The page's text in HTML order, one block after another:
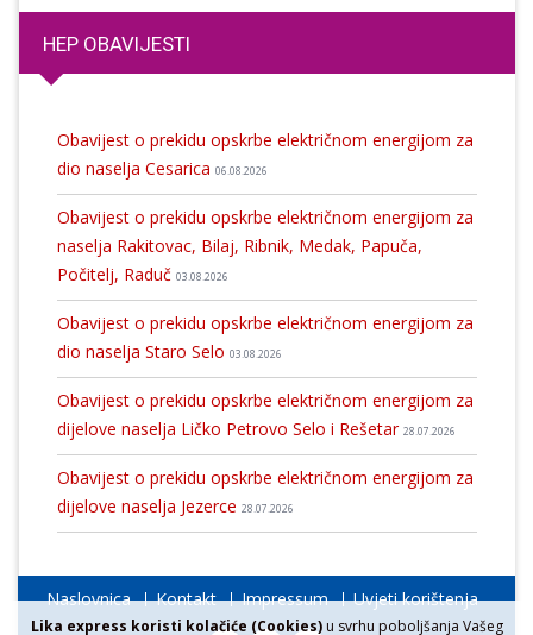
Lika express koristi kolačiće (Cookies)u svrhu poboljšanja Vašeg
HEP OBAVIJESTI
Obavijest o prekidu opskrbe električnom energijom za
dio naselja Cesarica 06.08.2026
Obavijest o prekidu opskrbe električnom energijom za
naselja Rakitovac, Bilaj, Ribnik, Medak, Papuča,
Počitelj, Raduč 03.08.2026
Obavijest o prekidu opskrbe električnom energijom za
dio naselja Staro Selo 03.08.2026
Obavijest o prekidu opskrbe električnom energijom za
dijelove naselja Ličko Petrovo Selo i Rešetar 28.07.2026
Obavijest o prekidu opskrbe električnom energijom za
dijelove naselja Jezerce 28.07.2026
Naslovnica Kontakt Impressum Uvjeti korištenja